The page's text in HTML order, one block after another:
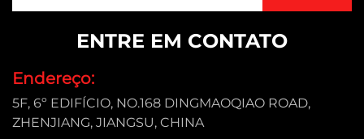
ENTRE EM CONTATO
Endereço:
5F, 6º EDIFÍCIO, NO.168 DINGMAOQIAO ROAD,
ZHENJIANG, JIANGSU, CHINA